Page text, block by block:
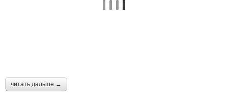
читать дальше →